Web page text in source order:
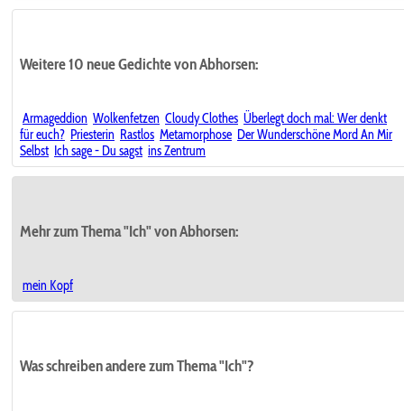
Weitere 10 neue Gedichte von Abhorsen:
Armageddion Wolkenfetzen Cloudy Clothes Überlegt doch mal: Wer denkt
für euch? Priesterin Rastlos Metamorphose Der Wunderschöne Mord An Mir
Selbst Ich sage - Du sagst ins Zentrum
Mehr zum Thema "Ich" von Abhorsen:
mein Kopf
Was schreiben andere zum Thema "Ich"?